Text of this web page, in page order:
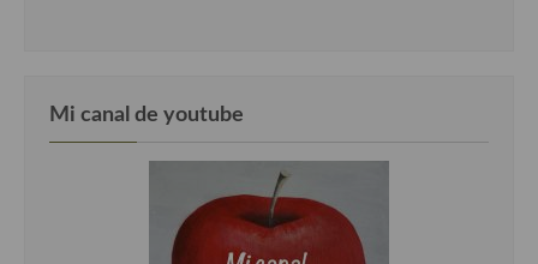
Mi canal de youtube